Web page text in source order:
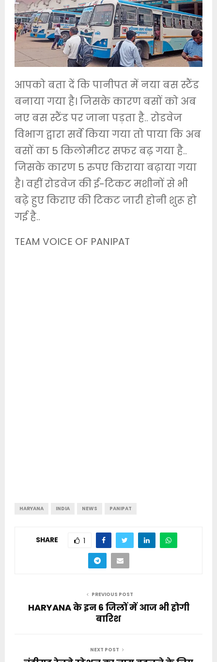
आपको बता दें कि पानीपत में नया बस स्टैंड
बनाया गया है। जिसके कारण बसों को अब
नए बस स्टैंड पर जाना पड़ता है.. रोडवेज
विभाग द्वारा सर्वे किया गया तो पाया कि अब
बसों का 5 किलोमीटर सफर बढ़ गया है..
जिसके कारण 5 रुपए किराया बढ़ाया गया
है। वहीं रोडवेज की ई-टिकट मशीनों से भी
बढ़े हुए किराए की टिकट जारी होनी शुरू हो
गई है..
TEAM VOICE OF PANIPAT
HARYANA INDIA NEWS PANIPAT
SHARE 1
PREVIOUS POST
HARYANA के इन 6 जिलों में आज भी होगी
बारिश
NEXT POST